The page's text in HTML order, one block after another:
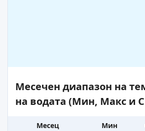
Месечен диапазон на
на водата (Мин, Макс и
Месец Мин